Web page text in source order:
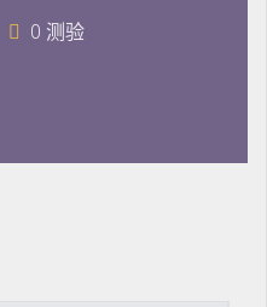
0 测验